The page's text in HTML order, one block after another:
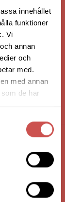
innehållet
funktioner
Vi
annan
och
med.
med annan
de har